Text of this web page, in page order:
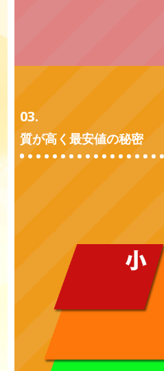
03.
質が高く最安値の秘密